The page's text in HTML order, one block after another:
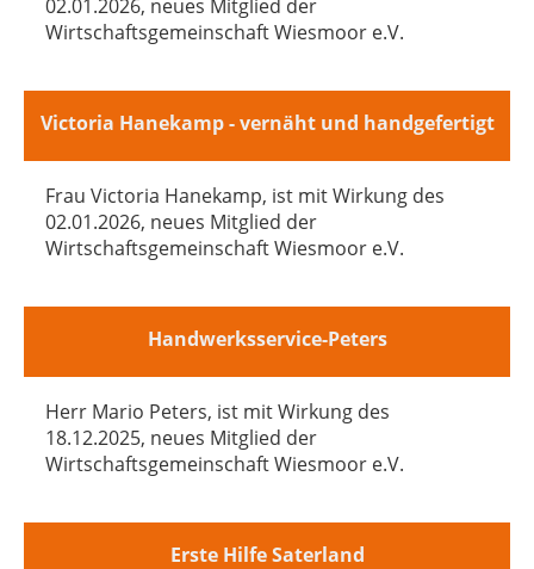
02.01.2026, neues Mitglied der
Wirtschaftsgemeinschaft Wiesmoor e.V.
Victoria Hanekamp - vernäht und handgefertigt
Frau Victoria Hanekamp, ist mit Wirkung des
02.01.2026, neues Mitglied der
Wirtschaftsgemeinschaft Wiesmoor e.V.
Handwerksservice-Peters
Herr Mario Peters, ist mit Wirkung des
18.12.2025, neues Mitglied der
Wirtschaftsgemeinschaft Wiesmoor e.V.
Erste Hilfe Saterland